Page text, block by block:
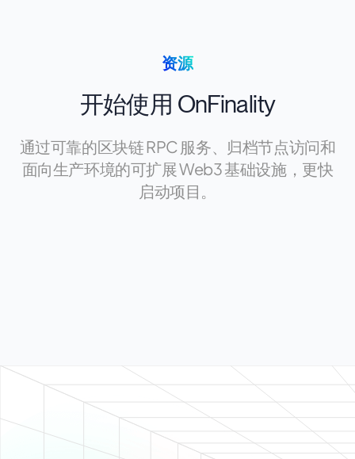
资源
开始使用 OnFinality
通过可靠的区块链 RPC 服务、归档节点访问和
面向生产环境的可扩展 Web3 基础设施，更快
启动项目。